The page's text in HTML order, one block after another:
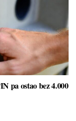
pa ostao bez 4.000